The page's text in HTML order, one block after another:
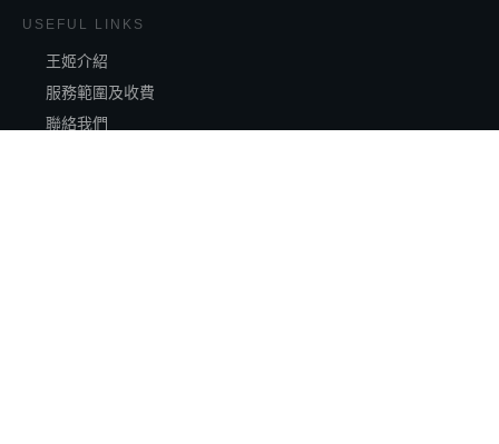
USEFUL LINKS
王姬介紹
服務範圍及收費
聯絡我們